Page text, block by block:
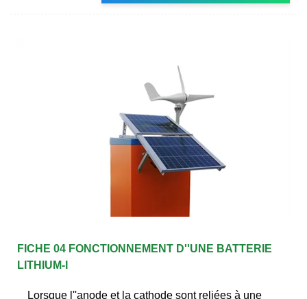
FICHE 04 FONCTIONNEMENT D''UNE BATTERIE
LITHIUM-I
Lorsque l''anode et la cathode sont reliées à une